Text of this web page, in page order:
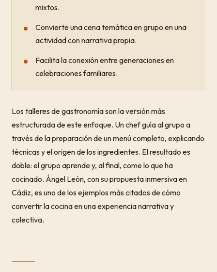
mixtos.
Convierte una cena temática en grupo en una
actividad con narrativa propia.
Facilita la conexión entre generaciones en
celebraciones familiares.
Los talleres de gastronomía son la versión más
estructurada de este enfoque. Un chef guía al grupo a
través de la preparación de un menú completo, explicando
técnicas y el origen de los ingredientes. El resultado es
doble: el grupo aprende y, al final, come lo que ha
cocinado. Ángel León, con su propuesta inmersiva en
Cádiz, es uno de los ejemplos más citados de cómo
convertir la cocina en una experiencia narrativa y
colectiva.